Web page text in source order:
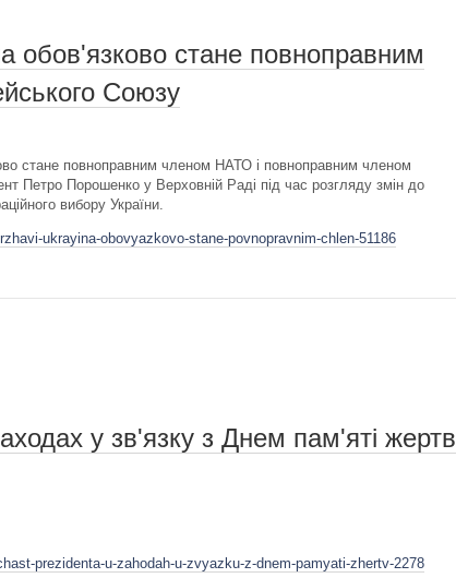
обов'язково стане повноправним
Союзу
стане повноправним членом НАТО і повноправним членом
Петро Порошенко у Верховній Раді під час розгляду змін до
вибору України.
ukrayina-obovyazkovo-stane-povnopravnim-chlen-51186
у зв'язку з Днем пам'яті жертв
prezidenta-u-zahodah-u-zvyazku-z-dnem-pamyati-zhertv-2278